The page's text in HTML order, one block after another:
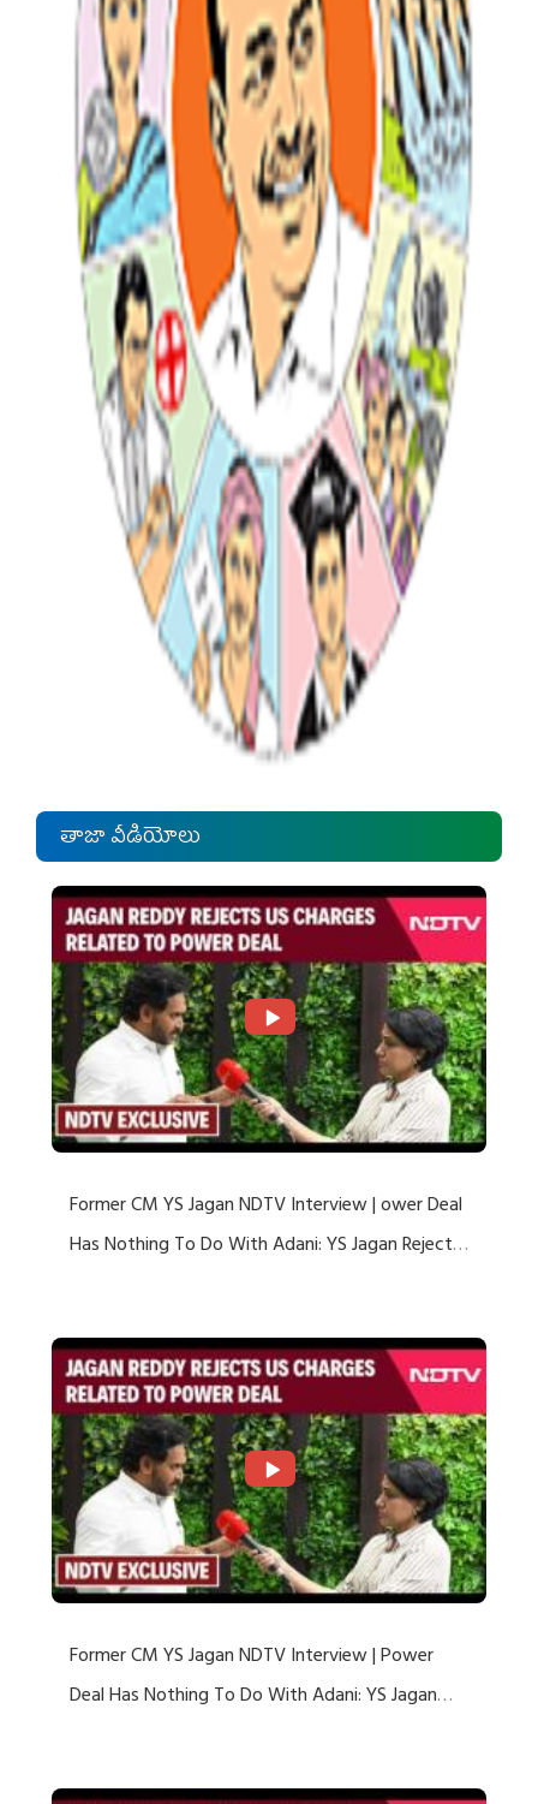
తాజా వీడియోలు
Former CM YS Jagan NDTV Interview | ower Deal
Has Nothing To Do With Adani: YS Jagan Rejects
Former CM YS Jagan NDTV Interview | Power
Deal Has Nothing To Do With Adani: YS Jagan